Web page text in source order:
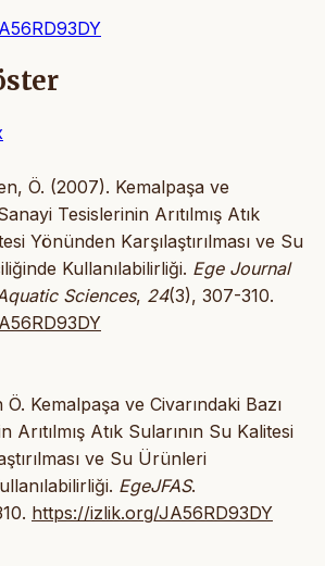
Ö. (2007). Kemalpaşa ve
Tesislerinin Arıtılmış Atık
Yönünden Karşılaştırılması ve Su
Kullanılabilirliği. Ege Journal
Sciences, 24(3), 307-310.
Kemalpaşa ve Civarındaki Bazı
Arıtılmış Atık Sularının Su Kalitesi
ve Su Ürünleri
EgeJFAS.
https://izlik.org/JA56RD93DY